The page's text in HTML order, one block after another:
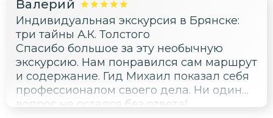
Валерий
Индивидуальная экскурсия в Брянске:
три тайны А.К. Толстого
Спасибо большое за эту необычную
экскурсию. Нам понравился сам маршрут
и содержание. Гид Михаил показал себя
профессионалом своего дела. Ни один
вопрос не остался без ответа!